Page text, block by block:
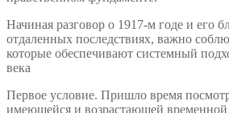
Начиная разговор о 1917-м годе и его
отдаленных последствиях, важно
которые обеспечивают системный
века
Первое условие. Пришло время
имеющейся и возрастающей